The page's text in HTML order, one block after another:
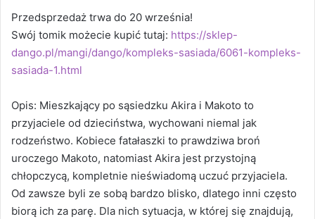
Przedsprzedaż trwa do 20 września!
Swój tomik możecie kupić tutaj: https://sklep-
dango.pl/mangi/dango/kompleks-sasiada/6061-kompleks-
sasiada-1.html
Opis: Mieszkający po sąsiedzku Akira i Makoto to
przyjaciele od dzieciństwa, wychowani niemal jak
rodzeństwo. Kobiece fatałaszki to prawdziwa broń
uroczego Makoto, natomiast Akira jest przystojną
chłopczycą, kompletnie nieświadomą uczuć przyjaciela.
Od zawsze byli ze sobą bardzo blisko, dlatego inni często
biorą ich za parę. Dla nich sytuacja, w której się znajdują,